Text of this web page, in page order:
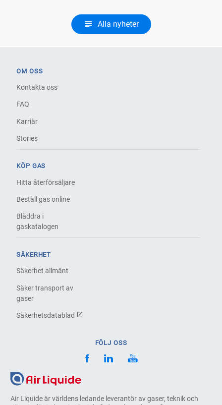
Alla nyheter
Air Liquide är världens ledande leverantör av gaser, teknik och
OM OSS
Kontakta oss
FAQ
Karriär
Stories
KÖP GAS
Hitta återförsäljare
Beställ gas online
Bläddra i
gaskatalogen
SÄKERHET
Säkerhet allmänt
Säker transport av
gaser
Säkerhetsdatablad
FÖLJ OSS